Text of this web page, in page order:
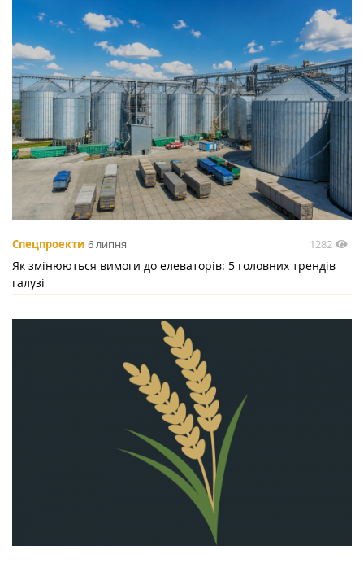
Спецпроекти 6 липня 1282
Як змінюються вимоги до елеваторів: 5 головних трендів
галузі